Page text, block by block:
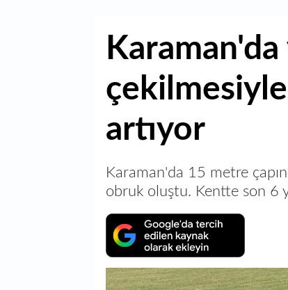
Karaman'da
artıyor
Karaman'da 15 metre
obruk oluştu. Kentte son 6